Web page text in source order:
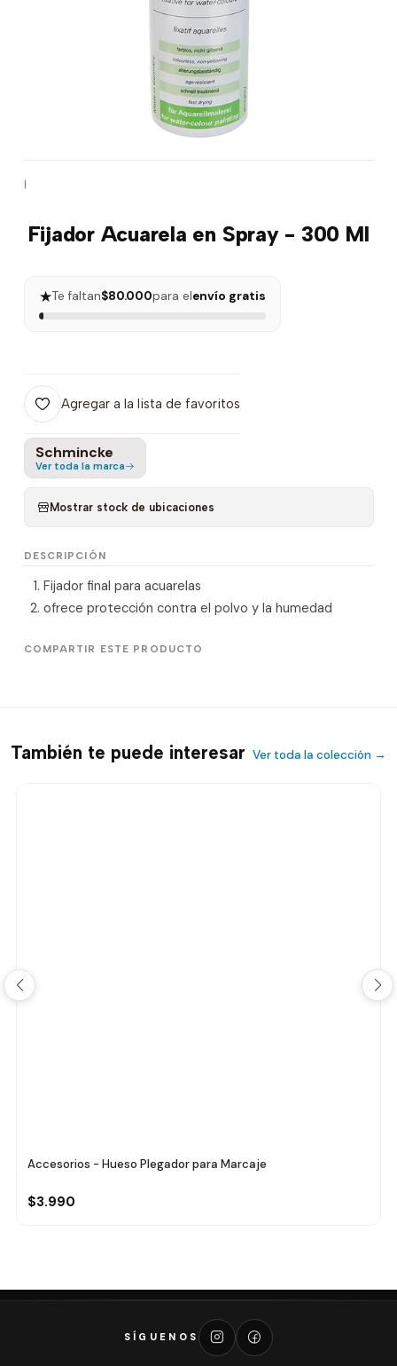
|
Fijador Acuarela en Spray - 300 Ml
★Te faltan$80.000para elenvío gratis
Agregar a la lista de favoritos
Schmincke
Ver toda la marca
Mostrar stock de ubicaciones
DESCRIPCIÓN
Fijador final para acuarelas
ofrece protección contra el polvo y la humedad
COMPARTIR ESTE PRODUCTO
También te puede interesar Ver toda la colección →
Accesorios - Hueso Plegador para Marcaje
$3.990
SÍGUENOS